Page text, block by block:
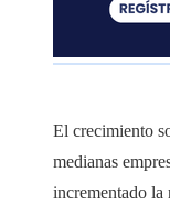
El crecimiento
medianas
incrementado la